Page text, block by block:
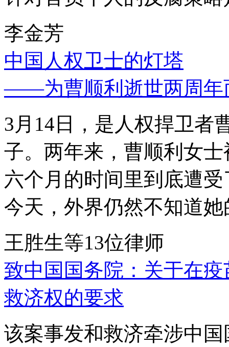
李金芳
中国人权卫士的灯塔
——为曹顺利逝世两周年
3月14日，是人权捍卫者
子。两年来，曹顺利女
六个月的时间里到底遭
今天，外界仍然不知道
王胜生等13位律师
致中国国务院：关于在
救济权的要求
该案事发和救济牵涉中